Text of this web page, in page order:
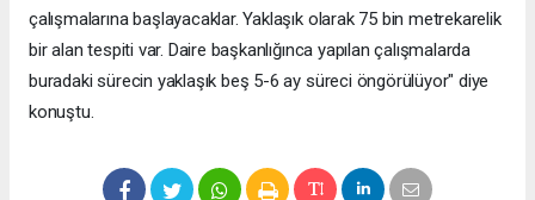
çalışmalarına başlayacaklar. Yaklaşık olarak 75 bin metrekarelik
bir alan tespiti var. Daire başkanlığınca yapılan çalışmalarda
buradaki sürecin yaklaşık beş 5-6 ay süreci öngörülüyor" diye
konuştu.